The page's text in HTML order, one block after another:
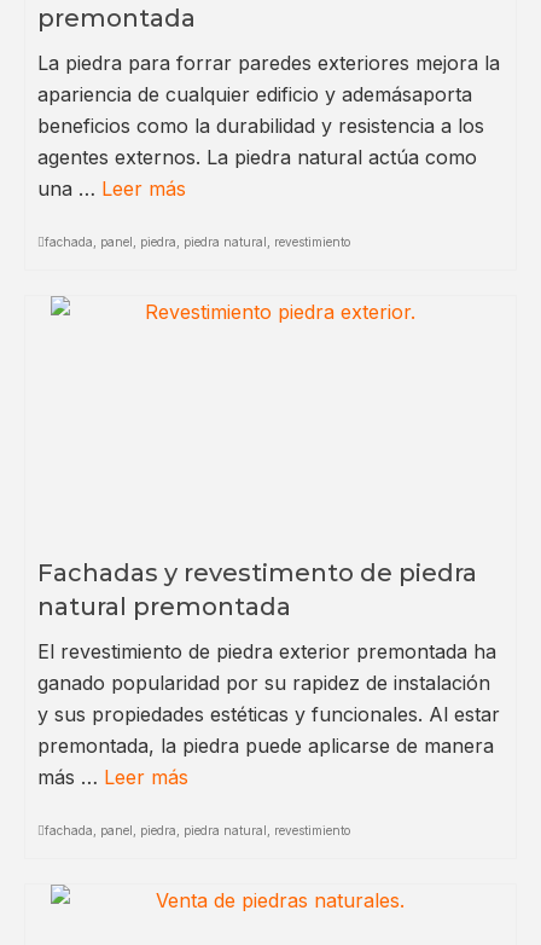
premontada
La piedra para forrar paredes exteriores mejora la
apariencia de cualquier edificio y ademásaporta
beneficios como la durabilidad y resistencia a los
agentes externos. La piedra natural actúa como
una … Leer más
fachada panel piedra piedra natural revestimiento
Fachadas y revestimento de piedra
natural premontada
El revestimiento de piedra exterior premontada ha
ganado popularidad por su rapidez de instalación
y sus propiedades estéticas y funcionales. Al estar
premontada, la piedra puede aplicarse de manera
más … Leer más
fachada panel piedra piedra natural revestimiento